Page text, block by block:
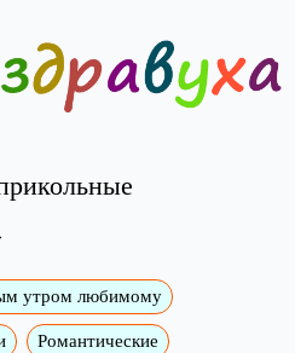
утром любимому
Романтические